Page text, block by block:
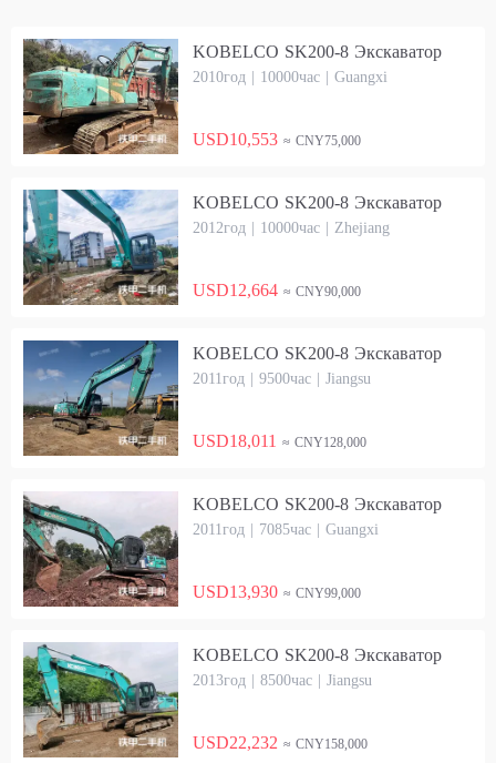
KOBELCO SK200-8 Экскаватор
2010год | 10000час | Guangxi
USD10,553 ≈ CNY75,000
KOBELCO SK200-8 Экскаватор
2012год | 10000час | Zhejiang
USD12,664 ≈ CNY90,000
KOBELCO SK200-8 Экскаватор
2011год | 9500час | Jiangsu
USD18,011 ≈ CNY128,000
KOBELCO SK200-8 Экскаватор
2011год | 7085час | Guangxi
USD13,930 ≈ CNY99,000
KOBELCO SK200-8 Экскаватор
2013год | 8500час | Jiangsu
USD22,232 ≈ CNY158,000